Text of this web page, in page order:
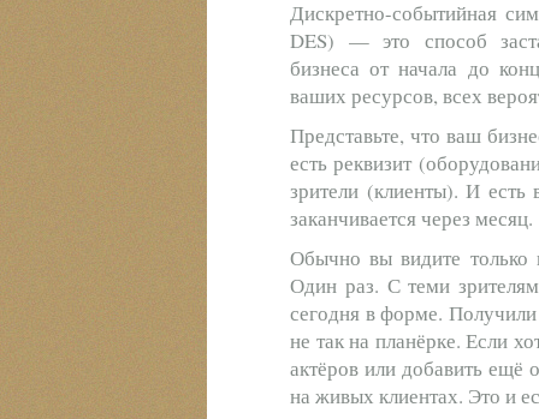
Дискретно-событийная
DES) — это способ
бизнеса от начала до
ваших ресурсов, всех
Представьте, что ваш
есть реквизит
зрители (клиенты). И есть
заканчивается через месяц.
Обычно вы видите только
Один раз. С теми
сегодня в форме.
не так на планёрке. Если
актёров или добавить ещё
на живых клиентах. Это и